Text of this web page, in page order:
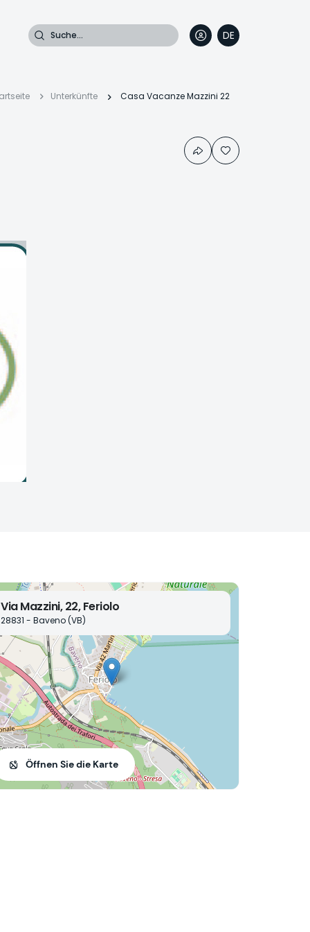
Suche
DE
IT
EN
FR
Unterkünfte Casa Vacanze Mazzini 22
Via Mazzini, 22, Feriolo
28831 - Baveno (VB)
Öffnen Sie die Karte